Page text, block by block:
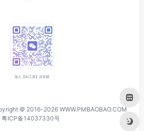
加入【AI工具】共学群
© 2016-2026 WWW.PMBAOBAO.COM
粤ICP备14037330号